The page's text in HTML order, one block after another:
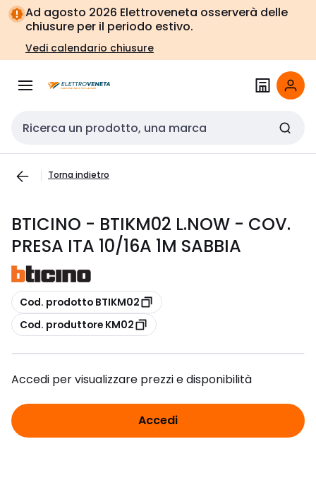
Vai alla
navigazione
Vai
alla
pagina
Ad agosto 2026 Elettroveneta osserverà delle
chiusure per il periodo estivo.
Vedi calendario chiusure
Cerca input
Torna indietro
BTICINO - BTIKM02 L.NOW - COV.
PRESA ITA 10/16A 1M SABBIA
copia
Cod. prodotto BTIKM02
copia
Cod. produttore KM02
Accedi per visualizzare prezzi e disponibilità
Accedi